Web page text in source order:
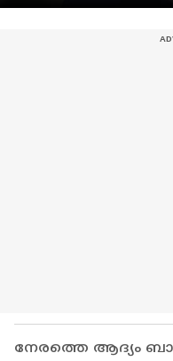
നേരത്തെ ആദ്യം